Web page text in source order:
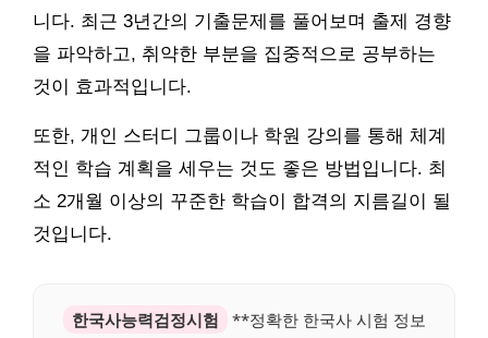
니다. 최근 3년간의 기출문제를 풀어보며 출제 경향
을 파악하고, 취약한 부분을 집중적으로 공부하는
것이 효과적입니다.
또한, 개인 스터디 그룹이나 학원 강의를 통해 체계
적인 학습 계획을 세우는 것도 좋은 방법입니다. 최
소 2개월 이상의 꾸준한 학습이 합격의 지름길이 될
것입니다.
한국사능력검정시험
**정확한 한국사 시험 정보